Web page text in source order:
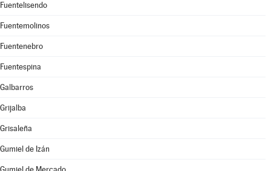
Fuentelisendo
Fuentemolinos
Fuentenebro
Fuentespina
Galbarros
Grijalba
Grisaleña
Gumiel de Izán